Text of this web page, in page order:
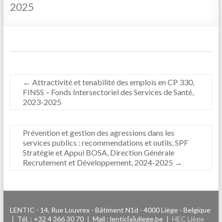
2025
← Attractivité et tenabilité des emplois en CP 330,
FINSS – Fonds Intersectoriel des Services de Santé,
2023-2025
Prévention et gestion des agressions dans les
services publics : recommendations et outils, SPF
Stratégie et Appui BOSA, Direction Générale
Recrutement et Développement, 2024-2025 →
LENTIC - 14, Rue Louvrex - Bâtiment N1d - 4000 Liège - Belgique
❘ Tél. : +32 4 366 30 70 ❘ Mail : lentic[a]uliege.be ❘ HEC Liège